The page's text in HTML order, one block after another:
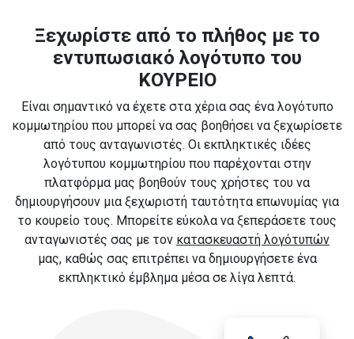
Ξεχωρίστε από το πλήθος με το
εντυπωσιακό λογότυπο του
ΚΟΥΡΕΙΟ
Είναι σημαντικό να έχετε στα χέρια σας ένα λογότυπο
κομμωτηρίου που μπορεί να σας βοηθήσει να ξεχωρίσετε
από τους ανταγωνιστές. Οι εκπληκτικές ιδέες
λογότυπου κομμωτηρίου που παρέχονται στην
πλατφόρμα μας βοηθούν τους χρήστες του να
δημιουργήσουν μια ξεχωριστή ταυτότητα επωνυμίας για
το κουρείο τους. Μπορείτε εύκολα να ξεπεράσετε τους
ανταγωνιστές σας με τον κατασκευαστή λογότυπών
μας, καθώς σας επιτρέπει να δημιουργήσετε ένα
εκπληκτικό έμβλημα μέσα σε λίγα λεπτά.